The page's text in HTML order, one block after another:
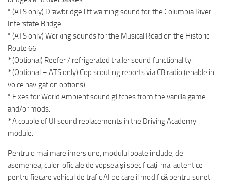
* (ATS only) Drawbridge lift warning sound for the Columbia River
Interstate Bridge.
* (ATS only) Working sounds for the Musical Road on the Historic
Route 66.
* (Optional) Reefer / refrigerated trailer sound functionality.
* (Optional – ATS only) Cop scouting reports via CB radio (enable in
voice navigation options).
* Fixes for World Ambient sound glitches from the vanilla game
and/or mods.
* A couple of UI sound replacements in the Driving Academy
module.
Pentru o mai mare imersiune, modulul poate include, de
asemenea, culori oficiale de vopsea și specificații mai autentice
pentru fiecare vehicul de trafic AI pe care îl modifică pentru sunet.